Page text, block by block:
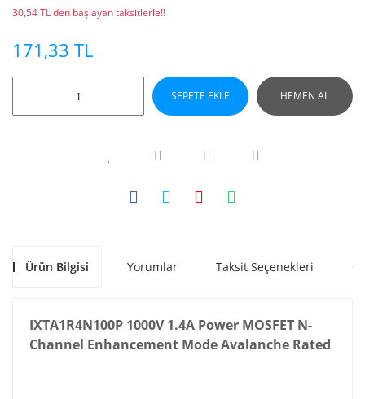
30,54 TL den başlayan taksitlerle!!
171,33 TL
SEPETE EKLE HEMEN AL
Ürün Bilgisi Yorumlar Taksit Seçenekleri
IXTA1R4N100P 1000V 1.4A Power MOSFET N-
Channel Enhancement Mode Avalanche Rated